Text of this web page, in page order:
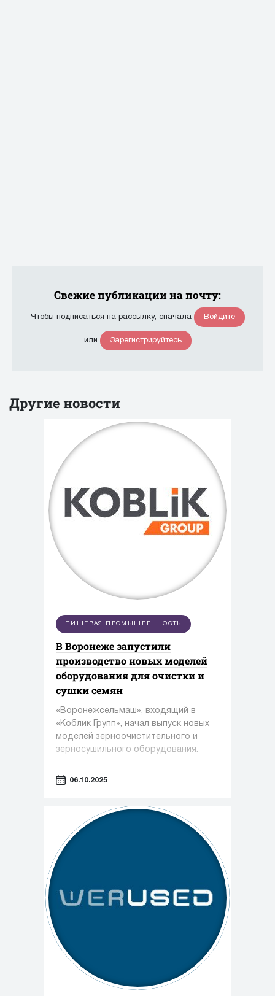
Свежие публикации на почту:
Чтобы подписаться на рассылку, сначала Войдите
или Зарегистрируйтесь
Другие новости
ПИЩЕВАЯ ПРОМЫШЛЕННОСТЬ
В Воронеже запустили
производство новых моделей
оборудования для очистки и
сушки семян
«Воронежсельмаш», входящий в
«Коблик Групп», начал выпуск новых
моделей зерноочистительного и
зерносушильного оборудования.
06.10.2025